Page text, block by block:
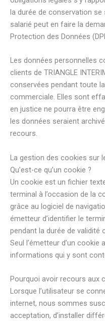
la durée de conservation
salarié peut en faire la
Protection des Données
Les données personnelles
clients de TRIANGLE
conservées pendant toute
commerciale. Elles sont
en justice ne pourra être
les données seraient
recours.
La gestion des cookies sur
Qu’est-ce qu’un cookie ?
Un cookie est un fichier
terminal à l’occasion de la
grâce au logiciel de
émetteur d’identifier le
pendant la durée de validité
Seul l’émetteur d’un cookie
informations qui y sont
Pourquoi avoir recours aux
Lorsque l’utilisateur se
internet, nous sommes
acceptation, d’installer